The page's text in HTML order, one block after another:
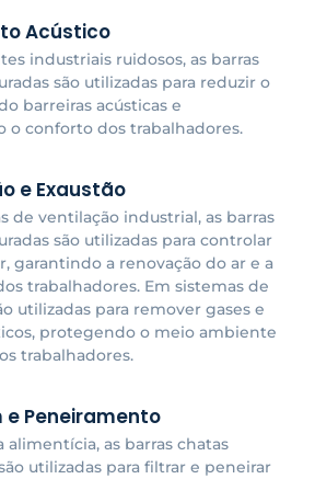
Acústico
industriais ruidosos, as barras
são utilizadas para reduzir o
barreiras acústicas e
o conforto dos trabalhadores.
e Exaustão
de ventilação industrial, as barras
são utilizadas para controlar
garantindo a renovação do ar e a
trabalhadores. Em sistemas de
utilizadas para remover gases e
protegendo o meio ambiente
trabalhadores.
e Peneiramento
alimentícia, as barras chatas
utilizadas para filtrar e peneirar